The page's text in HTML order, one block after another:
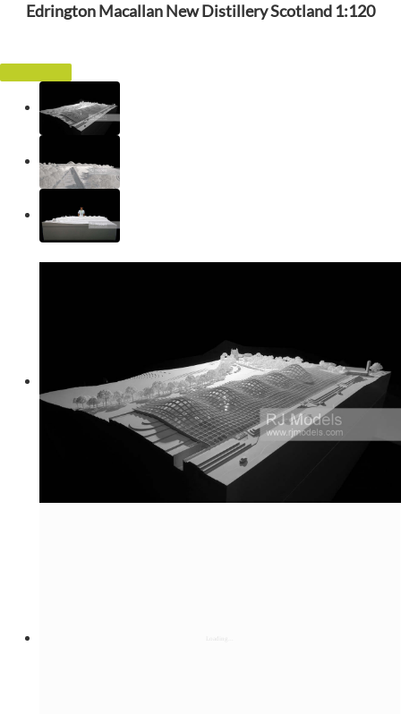
Edrington Macallan New Distillery Scotland 1:120